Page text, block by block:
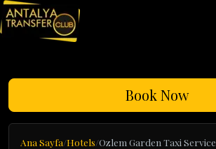
Book Now
Ana Sayfa Hotels Ozlem Garden Taxi Service